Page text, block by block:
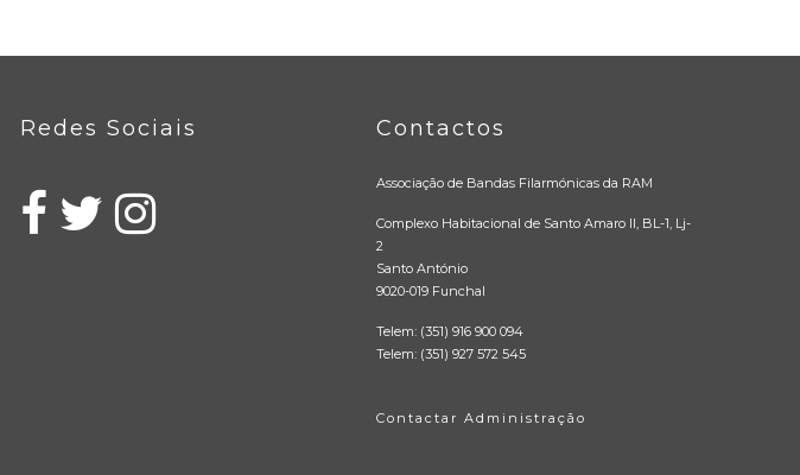
Redes Sociais Contactos
Associação de Bandas Filarmónicas da RAM
Complexo Habitacional de Santo Amaro II, BL-1, Lj-
2
Santo António
9020-019 Funchal
Telem: (351) 916 900 094
Telem: (351) 927 572 545
Contactar Administração